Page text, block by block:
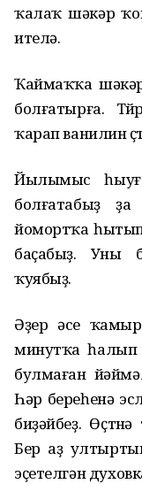
ҡалаҡ шәкәр
ителә.
Ҡаймаҡҡа
болғатырға.
ҡарап ванилин
Йылымыс
болғатабыҙ ҙа
йомортҡа
баҫабыҙ. Уны
ҡуябыҙ.
Әҙер әсе
минутҡа һалып
булмаған
Һәр береһенә
биҙәйбеҙ.
Бер аҙ
эҫетелгән